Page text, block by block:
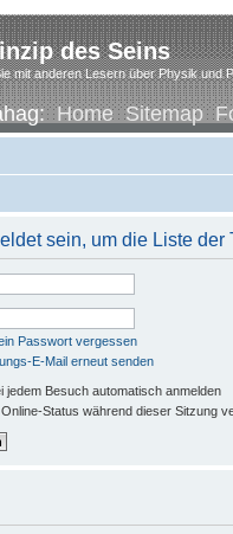
des Seins
mit anderen Lesern über Physik und
Home Sitemap
sein, um die Liste
Passwort vergessen
E-Mail erneut senden
jedem Besuch automatisch anmelden
Online-Status während dieser Sitzung